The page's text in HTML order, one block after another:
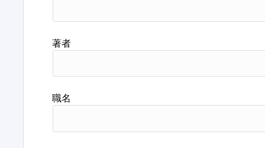
著者
職名